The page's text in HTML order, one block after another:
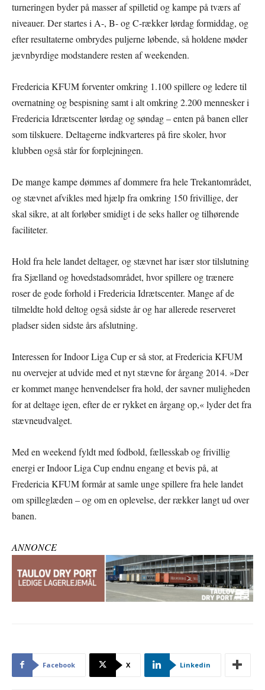
turneringen byder på masser af spilletid og kampe på tværs af
niveauer. Der startes i A-, B- og C-rækker lørdag formiddag, og
efter resultaterne ombrydes puljerne løbende, så holdene møder
jævnbyrdige modstandere resten af weekenden.
Fredericia KFUM forventer omkring 1.100 spillere og ledere til
overnatning og bespisning samt i alt omkring 2.200 mennesker i
Fredericia Idrætscenter lørdag og søndag – enten på banen eller
som tilskuere. Deltagerne indkvarteres på fire skoler, hvor
klubben også står for forplejningen.
De mange kampe dømmes af dommere fra hele Trekantområdet,
og stævnet afvikles med hjælp fra omkring 150 frivillige, der
skal sikre, at alt forløber smidigt i de seks haller og tilhørende
faciliteter.
Hold fra hele landet deltager, og stævnet har især stor tilslutning
fra Sjælland og hovedstadsområdet, hvor spillere og trænere
roser de gode forhold i Fredericia Idrætscenter. Mange af de
tilmeldte hold deltog også sidste år og har allerede reserveret
pladser siden sidste års afslutning.
Interessen for Indoor Liga Cup er så stor, at Fredericia KFUM
nu overvejer at udvide med et nyt stævne for årgang 2014. »Der
er kommet mange henvendelser fra hold, der savner muligheden
for at deltage igen, efter de er rykket en årgang op,« lyder det fra
stævneudvalget.
Med en weekend fyldt med fodbold, fællesskab og frivillig
energi er Indoor Liga Cup endnu engang et bevis på, at
Fredericia KFUM formår at samle unge spillere fra hele landet
om spilleglæden – og om en oplevelse, der rækker langt ud over
banen.
ANNONCE
Facebook X Linkedin